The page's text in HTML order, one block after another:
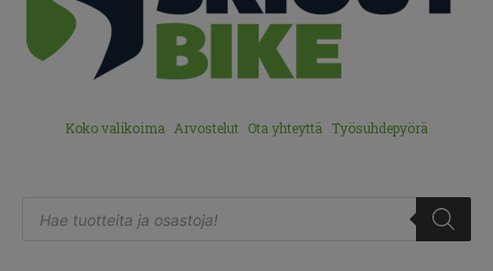
Koko valikoima Arvostelut Ota yhteyttä Työsuhdepyörä